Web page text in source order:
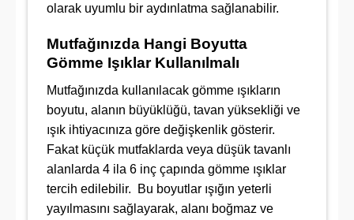
olarak uyumlu bir aydınlatma sağlanabilir.
Mutfağınızda Hangi Boyutta
Gömme Işıklar Kullanılmalı
Mutfağınızda kullanılacak gömme ışıkların
boyutu, alanın büyüklüğü, tavan yüksekliği ve
ışık ihtiyacınıza göre değişkenlik gösterir.
Fakat küçük mutfaklarda veya düşük tavanlı
alanlarda 4 ila 6 inç çapında gömme ışıklar
tercih edilebilir. Bu boyutlar ışığın yeterli
yayılmasını sağlayarak, alanı boğmaz ve